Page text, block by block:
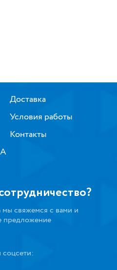
Доставка
Условия работы
Контакты
мы свяжемся с вами и
предложение